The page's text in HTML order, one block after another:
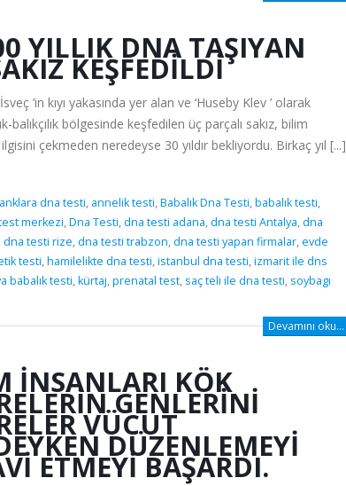
YILLIK DNA TAŞIYAN
KEŞFEDILDI
’in kıyı yakasında yer alan ve ‘Huseby Klev ’ olarak
balıkçılık bölgesinde keşfedilen üç parçalı sakız, bilim
ilgisini çekmeden neredeyse 30 yıldır bekliyordu. Birkaç yıl [...]
anklara dna testi, annelik testi,Babalık Dna Testi,babalık testi,
merkezi,Dna Testi,dna testi adana,dna testi Antalya,dna
,dna testi rize,dna testi trabzon,dna testi yapan firmalar,evde
testi,hamilelikte dna testi,istanbul dna testi,izmarit ile dns
babalık testi,kürtaj,prenatal test, saç teli ile dna testi, soybagı
Devamını oku...
İNSANLARI KÖK
GENLERINI
VÜCUT
DÜZENLEMEYI
ETMEYI BAŞARDI.